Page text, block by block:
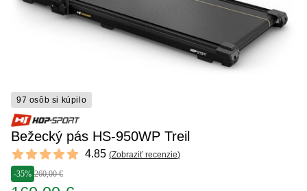
97 osôb si kúpilo
Bežecký pás HS-950WP Treil
Reviews
4.85 out of 5 stars 4.85 (Zobraziť recenzie)
-35% 260,00 €